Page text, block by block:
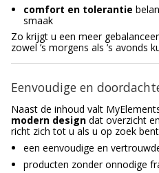
comfort en tolerantie
smaak
Zo krijgt u een meer
zowel ’s morgens als ’s avonds
Eenvoudige en
Naast de inhoud valt
modern design dat overzicht
richt zich tot u als u op zoek
een eenvoudige en
producten zonder onnodige